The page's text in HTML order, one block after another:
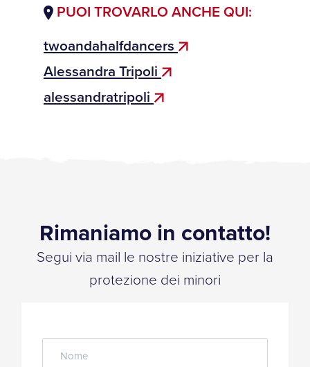
PUOI TROVARLO ANCHE QUI:
twoandahalfdancers
Alessandra Tripoli
alessandratripoli
Rimaniamo in contatto!
Segui via mail le nostre iniziative per la
protezione dei minori